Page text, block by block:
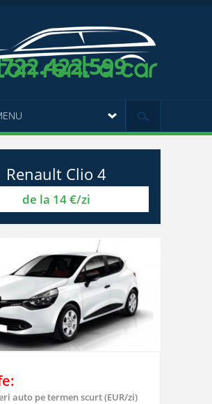
Renault Clio 4
de la 14 €/zi
auto pe termen scurt (EUR/zi)